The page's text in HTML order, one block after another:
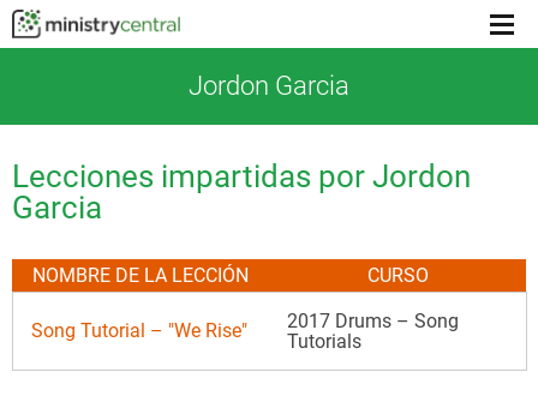
Menu
Jordon Garcia
Lecciones impartidas por Jordon
Garcia
NOMBRE DE LA LECCIÓN CURSO
Song Tutorial – "We Rise"
2017 Drums – Song
Tutorials